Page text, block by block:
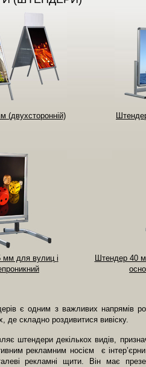
(двухсторонній)
мм для вулиці
Штендер 40
є одним з важливих напрямів
де складно роздивитися вивіску.
штендери декількох видів,
рекламним носієм є
рекламні щити. Він має